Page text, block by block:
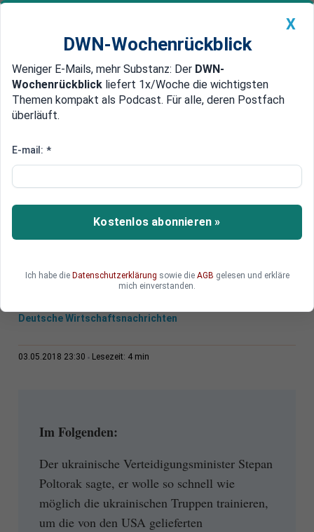
Newsticker MEIN DWN: Geldanlage Premium
Edelmetalle DWN-Magazin China
Javelin aus den USA
Gegen Russland: Ukraine beginnt
Training für Panzerabwehr-
Raketen
Die Ukraine beginnt mit dem Training ihrer Armee
Deutsche Wirtschaftsnachrichten
03.05.2018 23:30 Lesezeit: 4 min
Im Folgenden:
Der ukrainische Verteidigungsminister Stepan
Poltorak sagte, er wolle so schnell wie
möglich die ukrainischen Truppen trainieren,
um die von den USA gelieferten
X
DWN-Wochenrückblick
Weniger E-Mails, mehr Substanz: Der DWN-
Wochenrückblick liefert 1x/Woche die wichtigsten
Themen kompakt als Podcast. Für alle, deren Postfach
überläuft.
E-mail: *
Kostenlos abonnieren »
Ich habe die Datenschutzerklärung sowie die AGB gelesen und erkläre
mich einverstanden.